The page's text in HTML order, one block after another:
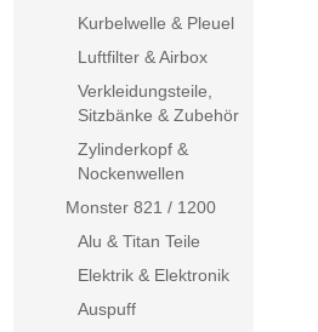
Kurbelwelle & Pleuel
Luftfilter & Airbox
Verkleidungsteile,
Sitzbänke & Zubehör
Zylinderkopf &
Nockenwellen
Monster 821 / 1200
Alu & Titan Teile
Elektrik & Elektronik
Auspuff